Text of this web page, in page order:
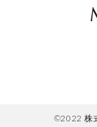
©2022 株